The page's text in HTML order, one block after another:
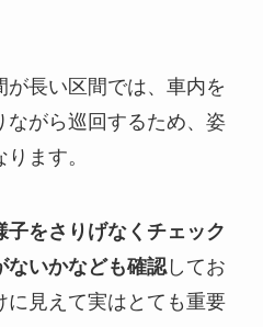
長い区間では、車内を
ながら巡回するため、姿
ます。
子をさりげなくチェック
ないかなども確認してお
に見えて実はとても重要